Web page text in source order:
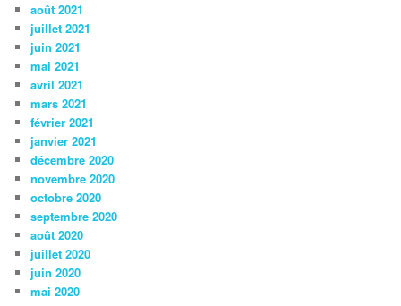
août 2021
juillet 2021
juin 2021
mai 2021
avril 2021
mars 2021
février 2021
janvier 2021
décembre 2020
novembre 2020
octobre 2020
septembre 2020
août 2020
juillet 2020
juin 2020
mai 2020